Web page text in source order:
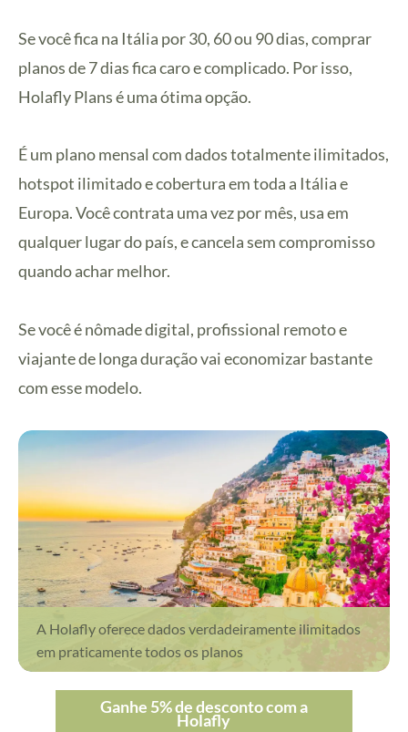
Se você fica na Itália por 30, 60 ou 90 dias, comprar
planos de 7 dias fica caro e complicado. Por isso,
Holafly Plans é uma ótima opção.
É um plano mensal com dados totalmente ilimitados,
hotspot ilimitado e cobertura em toda a Itália e
Europa. Você contrata uma vez por mês, usa em
qualquer lugar do país, e cancela sem compromisso
quando achar melhor.
Se você é nômade digital, profissional remoto e
viajante de longa duração vai economizar bastante
com esse modelo.
A Holafly oferece dados verdadeiramente ilimitados
em praticamente todos os planos
Ganhe 5% de desconto com a
Holafly